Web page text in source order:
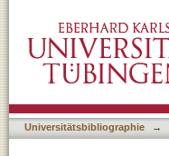
Universitätsbibliographie →